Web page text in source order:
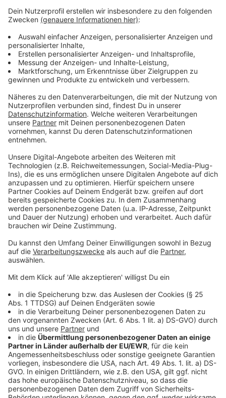
anderes wichtiger ist als dieser eine Moment“, erklärt
Sophie. "Ganz egal, wer du bist - vergiss, was dich
zu diesem Song!"
Anzeige
Wir benötigen Ihre
Zustimmung, um den YouTube
Video-Service zu laden!
Wir verwenden einen Service eines
Drittanbieters, um Videoinhalte
einzubetten. Dieser Service kann
Daten zu Ihren Aktivitäten
sammeln. Bitte lesen Sie die
Details durch und stimmen Sie der
Nutzung des Service zu, um dieses
Video anzusehen.
powered byUsercentrics Consent
Management Platform
kollaborieren erneut und präsentieren ihre Single
"Paradise". Damit ist eine der erfolgreichsten
Kollaborationen der modernen Popmusik zum dritten
Mal vereint.
Anzeige